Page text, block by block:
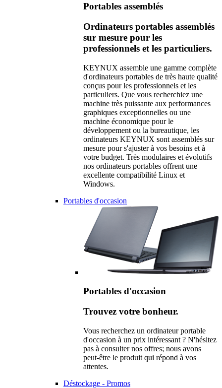
Portables assemblés
Ordinateurs portables assemblés
sur mesure pour les
professionnels et les particuliers.
KEYNUX assemble une gamme complète
d'ordinateurs portables de très haute qualité
conçus pour les professionnels et les
particuliers. Que vous recherchiez une
machine très puissante aux performances
graphiques exceptionnelles ou une
machine économique pour le
développement ou la bureautique, les
ordinateurs KEYNUX sont assemblés sur
mesure pour s'ajuster à vos besoins et à
votre budget. Très modulaires et évolutifs
nos ordinateurs portables offrent une
excellente compatibilité Linux et
Windows.
Portables d'occasion
Portables d'occasion
Trouvez votre bonheur.
Vous recherchez un ordinateur portable
d'occasion à un prix intéressant ? N'hésitez
pas à consulter nos offres; nous avons
peut-être le produit qui répond à vos
attentes.
Déstockage - Promos